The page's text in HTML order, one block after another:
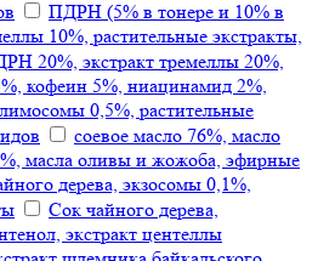
ПДРН (5% в тонере и 10% в
10%, растительные экстракты,
20%, экстракт тремеллы 20%,
кофеин 5%, ниацинамид 2%,
0,5%, растительные
соевое масло 76%, масло
масла оливы и жожоба, эфирные
дерева, экзосомы 0,1%,
Сок чайного дерева,
экстракт центеллы